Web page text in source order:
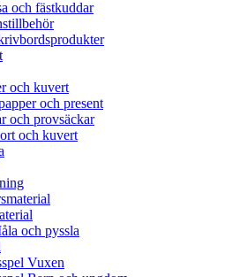
och fästkuddar
och kuvert
och present
och provsäckar
och kuvert
och pyssla
Vuxen